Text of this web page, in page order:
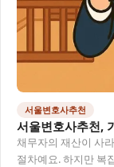
서울변호사추천
서울변호사추천,
채무자의 재산이 사
절차예요. 하지만 복